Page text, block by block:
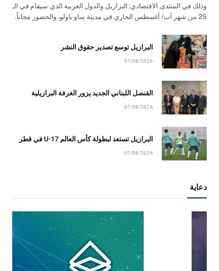
وذلك في المنتدى الاقتصادي: البرازيل والدول العربية الذي سيقام في الـ
25 من شهر آب/ أغسطس الجاري في مدينة ساو باولو. والحضور مجاناً.
البرازيل توسع تصدير حقوق النشر
07/08/2026
القنصل اللبناني الجديد يزور الغرفة البرازيلية
07/08/2026
البرازيل تستعد لبطولة كأس العالم U-17 في قطر
07/08/2026
دعاية